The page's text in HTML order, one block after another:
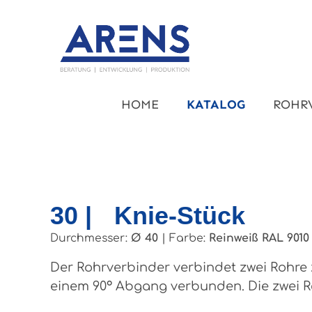
Hauptinhalt springen
Zur Hauptnavigation springen
HOME KATALOG
30 | Knie-Stück
Durchmesser: Ø 40 Farbe: Reinweiß RAL 9010
Der Rohrverbinder verbindet zwei
einem 90° Abgang verbunden. Die zwei